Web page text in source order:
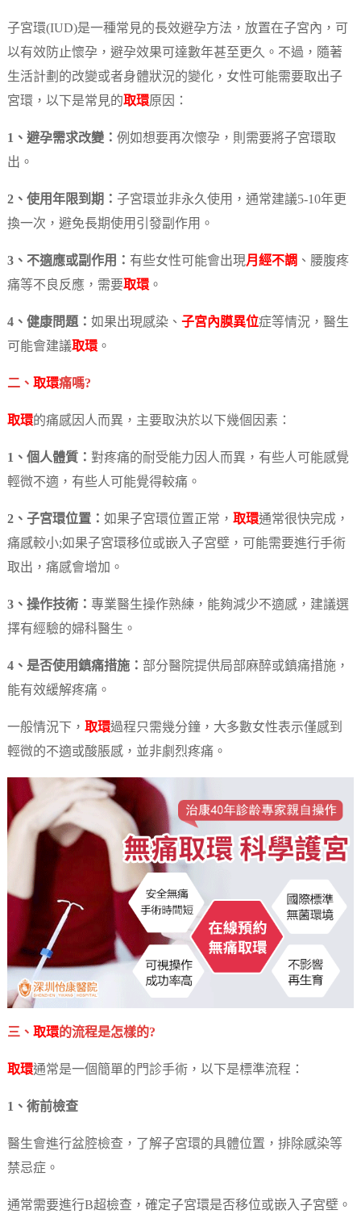
子宮環(IUD)是一種常見的長效避孕方法，放置在子宮內，可
以有效防止懷孕，避孕效果可達數年甚至更久。不過，隨著
生活計劃的改變或者身體狀況的變化，女性可能需要取出子
宮環，以下是常見的取環原因：
1、避孕需求改變： 例如想要再次懷孕，則需要將子宮環取
出。
2、使用年限到期： 子宮環並非永久使用，通常建議5-10年更
換一次，避免長期使用引發副作用。
3、不適應或副作用： 有些女性可能會出現月經不調 、腰腹疼
痛等不良反應，需要取環。
4、健康問題： 如果出現感染、 子宮內膜異位症等情況，醫生
可能會建議取環。
二、 取環痛嗎?
取環的痛感因人而異，主要取決於以下幾個因素：
1、個人體質： 對疼痛的耐受能力因人而異，有些人可能感覺
輕微不適，有些人可能覺得較痛。
2、子宮環位置： 如果子宮環位置正常， 取環通常很快完成，
痛感較小;如果子宮環移位或嵌入子宮壁，可能需要進行手術
取出，痛感會增加。
3、操作技術： 專業醫生操作熟練，能夠減少不適感，建議選
擇有經驗的婦科醫生。
4、是否使用鎮痛措施： 部分醫院提供局部麻醉或鎮痛措施，
能有效緩解疼痛。
一般情況下， 取環過程只需幾分鐘，大多數女性表示僅感到
輕微的不適或酸脹感，並非劇烈疼痛。
三、 取環的流程是怎樣的?
取環通常是一個簡單的門診手術，以下是標準流程：
1、術前檢查
醫生會進行盆腔檢查，了解子宮環的具體位置，排除感染等
禁忌症。
通常需要進行B超檢查，確定子宮環是否移位或嵌入子宮壁。